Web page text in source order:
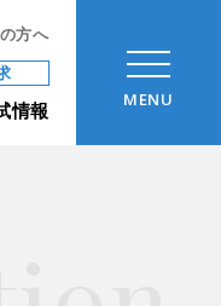
方へ
情報
MENU